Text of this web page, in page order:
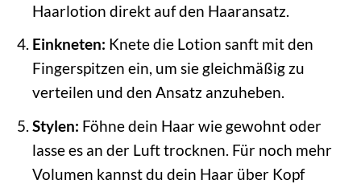
Haarlotion direkt auf den Haaransatz.
Einkneten: Knete die Lotion sanft mit den
Fingerspitzen ein, um sie gleichmäßig zu
verteilen und den Ansatz anzuheben.
Stylen: Föhne dein Haar wie gewohnt oder
lasse es an der Luft trocknen. Für noch mehr
Volumen kannst du dein Haar über Kopf